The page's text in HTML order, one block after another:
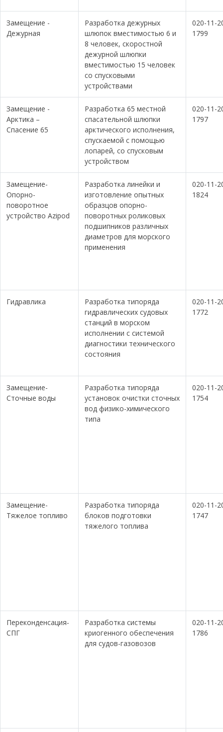
Замещение -
Дежурная
Разработка дежурных
шлюпок вместимостью 6 и
8 человек, скоростной
дежурной шлюпки
вместимостью 15 человек
со спусковыми
устройствами
020-11-
1799
Замещение -
Арктика –
Спасение 65
Разработка 65 местной
спасательной шлюпки
арктического исполнения,
спускаемой с помощью
лопарей, со спусковым
устройством
020-11-
1797
Замещение-
Опорно-
поворотное
устройство Azipod
Разработка линейки и
изготовление опытных
образцов опорно-
поворотных роликовых
подшипников различных
диаметров для морского
применения
020-11-
1824
Гидравлика
Разработка типоряда
гидравлических судовых
станций в морском
исполнении с системой
диагностики технического
состояния
020-11-
1772
Замещение-
Сточные воды
Разработка типоряда
установок очистки сточных
вод физико-химического
типа
020-11-
1754
Замещение-
Тяжелое топливо
Разработка типоряда
блоков подготовки
тяжелого топлива
020-11-
1747
Переконденсация-
СПГ
Разработка системы
криогенного обеспечения
для судов-газовозов
020-11-
1786